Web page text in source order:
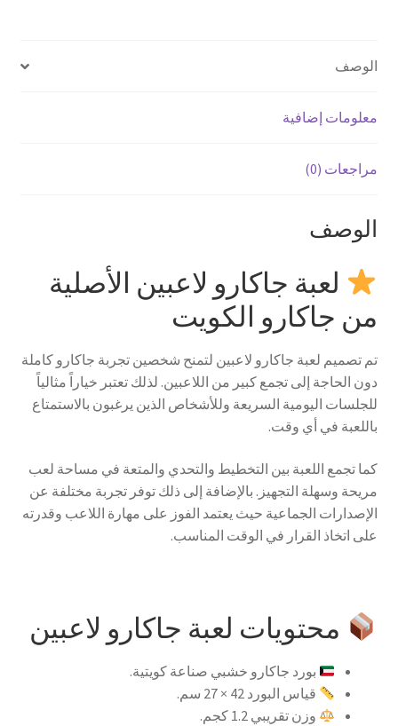
الوصف
معلومات إضافية
مراجعات (0)
الوصف
لعبة جاكارو لاعبين الأصلية
من جاكارو الكويت
تم تصميم لعبة جاكارو لاعبين لتمنح شخصين تجربة جاكارو كاملة
دون الحاجة إلى تجمع كبير من اللاعبين. لذلك تعتبر خياراً مثالياً
للجلسات اليومية السريعة وللأشخاص الذين يرغبون بالاستمتاع
باللعبة في أي وقت.
كما تجمع اللعبة بين التخطيط والتحدي والمتعة في مساحة لعب
مريحة وسهلة التجهيز. بالإضافة إلى ذلك توفر تجربة مختلفة عن
الإصدارات الجماعية حيث يعتمد الفوز على مهارة اللاعب وقدرته
على اتخاذ القرار في الوقت المناسب.
محتويات لعبة جاكارو لاعبين
بورد جاكارو خشبي صناعة كويتية.
قياس البورد 42 × 27 سم.
وزن تقريبي 1.2 كجم.